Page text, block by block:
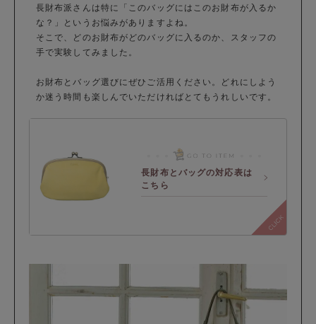
長財布派さんは特に「このバッグにはこのお財布が入るか
な？」というお悩みがありますよね。
そこで、どのお財布がどのバッグに入るのか、スタッフの
手で実験してみました。
お財布とバッグ選びにぜひご活用ください。どれにしよう
か迷う時間も楽しんでいただければとてもうれしいです。
長財布とバッグの対応表は
こちら